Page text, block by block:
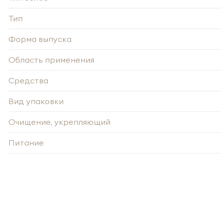
Тип
Форма выпуска
Область применения
Средства
Вид упаковки
Очищение, укрепляющий
Питание